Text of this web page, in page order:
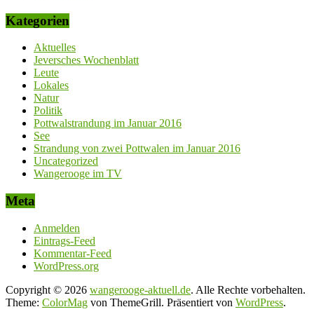
Kategorien
Aktuelles
Jeversches Wochenblatt
Leute
Lokales
Natur
Politik
Pottwalstrandung im Januar 2016
See
Strandung von zwei Pottwalen im Januar 2016
Uncategorized
Wangerooge im TV
Meta
Anmelden
Eintrags-Feed
Kommentar-Feed
WordPress.org
Copyright © 2026 wangerooge-aktuell.de. Alle Rechte vorbehalten.
Theme: ColorMag von ThemeGrill. Präsentiert von WordPress.